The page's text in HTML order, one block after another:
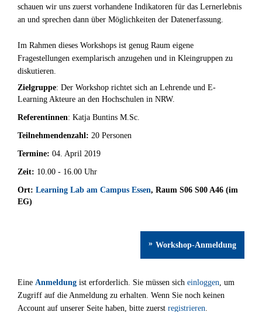
schauen wir uns zuerst vorhandene Indikatoren für das Lernerlebnis
an und sprechen dann über Möglichkeiten der Datenerfassung.
Im Rahmen dieses Workshops ist genug Raum eigene
Fragestellungen exemplarisch anzugehen und in Kleingruppen zu
diskutieren.
Zielgruppe: Der Workshop richtet sich an Lehrende und E-
Learning Akteure an den Hochschulen in NRW.
Referentinnen: Katja Buntins M.Sc.
Teilnehmendenzahl: 20 Personen
Termine: 04. April 2019
Zeit: 10.00 - 16.00 Uhr
Ort: Learning Lab am Campus Essen, Raum S06 S00 A46 (im
EG)
Workshop-Anmeldung
Eine Anmeldung ist erforderlich. Sie müssen sich einloggen , um
Zugriff auf die Anmeldung zu erhalten. Wenn Sie noch keinen
Account auf unserer Seite haben, bitte zuerst registrieren